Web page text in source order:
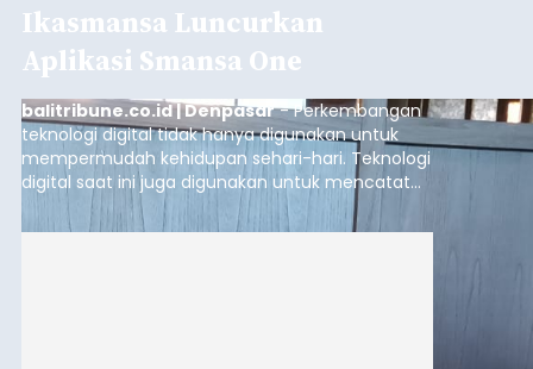
Ikasmansa Luncurkan
Aplikasi Smansa One
balitribune.co.id | Denpasar- Perkembangan
teknologi digital tidak hanya digunakan untuk
mempermudah kehidupan sehari-hari. Teknologi
digital saat ini juga digunakan untuk mencatat
dan mengelola data base alumni dari suatu
sekolah, salah satunya adalah alumni SMA 1